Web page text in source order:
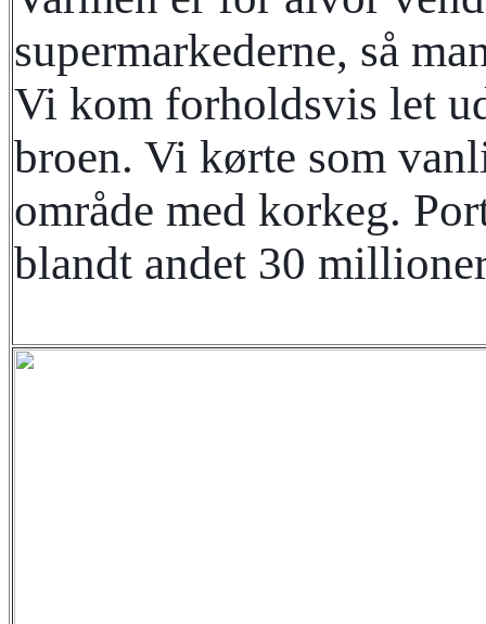
supermarkederne, så
Vi kom forholdsvis let
broen. Vi kørte som
område med korkeg.
blandt andet 30